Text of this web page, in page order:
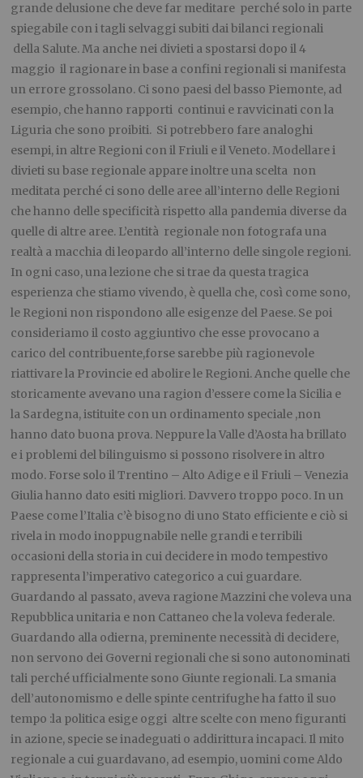
grande delusione che deve far meditare perché solo in parte
spiegabile con i tagli selvaggi subiti dai bilanci regionali
della Salute. Ma anche nei divieti a spostarsi dopo il 4
maggio il ragionare in base a confini regionali si manifesta
un errore grossolano. Ci sono paesi del basso Piemonte, ad
esempio, che hanno rapporti continui e ravvicinati con la
Liguria che sono proibiti. Si potrebbero fare analoghi
esempi, in altre Regioni con il Friuli e il Veneto. Modellare i
divieti su base regionale appare inoltre una scelta non
meditata perché ci sono delle aree all’interno delle Regioni
che hanno delle specificità rispetto alla pandemia diverse da
quelle di altre aree. L’entità regionale non fotografa una
realtà a macchia di leopardo all’interno delle singole regioni.
In ogni caso, una lezione che si trae da questa tragica
esperienza che stiamo vivendo, è quella che, così come sono,
le Regioni non rispondono alle esigenze del Paese. Se poi
consideriamo il costo aggiuntivo che esse provocano a
carico del contribuente,forse sarebbe più ragionevole
riattivare la Provincie ed abolire le Regioni. Anche quelle che
storicamente avevano una ragion d’essere come la Sicilia e
la Sardegna, istituite con un ordinamento speciale ,non
hanno dato buona prova. Neppure la Valle d’Aosta ha brillato
e i problemi del bilinguismo si possono risolvere in altro
modo. Forse solo il Trentino – Alto Adige e il Friuli – Venezia
Giulia hanno dato esiti migliori. Davvero troppo poco. In un
Paese come l’Italia c’è bisogno di uno Stato efficiente e ciò si
rivela in modo inoppugnabile nelle grandi e terribili
occasioni della storia in cui decidere in modo tempestivo
rappresenta l’imperativo categorico a cui guardare.
Guardando al passato, aveva ragione Mazzini che voleva una
Repubblica unitaria e non Cattaneo che la voleva federale.
Guardando alla odierna, preminente necessità di decidere,
non servono dei Governi regionali che si sono autonominati
tali perché ufficialmente sono Giunte regionali. La smania
dell’autonomismo e delle spinte centrifughe ha fatto il suo
tempo :la politica esige oggi altre scelte con meno figuranti
in azione, specie se inadeguati o addirittura incapaci. Il mito
regionale a cui guardavano, ad esempio, uomini come Aldo